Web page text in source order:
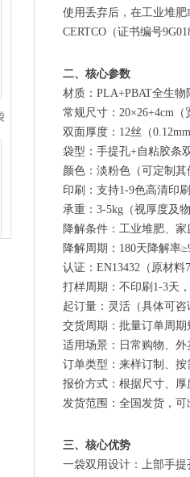
使用丢弃后，在工业堆肥
CERTCO（证书编号
二、核心参数
材质：PLA+PBAT全生物
常规尺寸：20×26+4cm（
双面厚度：12丝（
袋型：手提孔+自粘胶条
颜色：淡粉色（可定制其
印刷：支持1-9色高清印
承重：3-5kg（视厚度及
降解条件：工业堆肥、家
降解周期：180天降解率
认证：EN13432（原材料
打样周期：不印刷1-3天
起订量：灵活（具体可咨
交货周期：批量订单周期
适用场景：日常购物、外
订单类型：来样订制、按
报价方式：根据尺寸、厚
发货范围：全国发货，可
三、核心优势
一袋双用设计：上部手